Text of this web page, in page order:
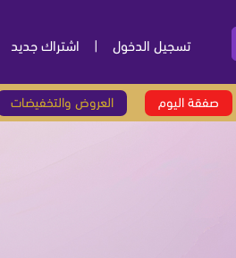
تسجيل الدخول | اشتراك جديد
صفقة اليوم العروض والتخفيضات